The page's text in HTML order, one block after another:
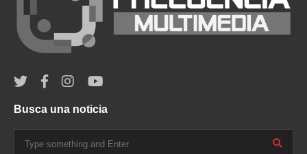
Busca una noticia